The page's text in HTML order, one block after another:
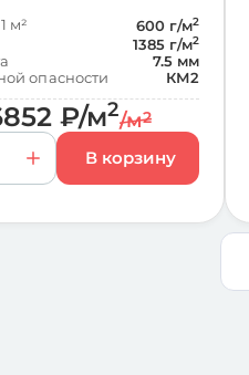
м² 600 г/м2
1385 г/м2
7.5 мм
опасности
КМ2
₽/м2/м2